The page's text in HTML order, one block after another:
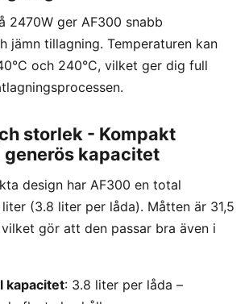
2470W ger AF300 snabb
jämn tillagning. Temperaturen kan
och 240°C, vilket ger dig full
storlek - Kompakt
generös kapacitet
design har AF300 en total
(3.8 liter per låda). Måtten är 31,5
gör att den passar bra även i
kapacitet: 3.8 liter per låda –